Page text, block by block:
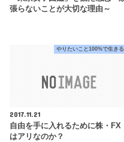
張らないことが大切な理由～
やりたいこと100%で生きる
2017.11.21
自由を手に入れるために株・FX
はアリなのか？